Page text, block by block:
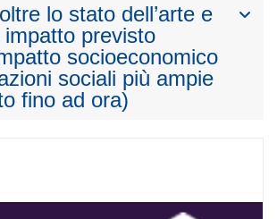
lo stato dell’arte e
previsto
socioeconomico
sociali più ampie
fino ad ora)